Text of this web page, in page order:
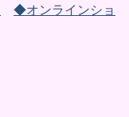
◆オンラインショ